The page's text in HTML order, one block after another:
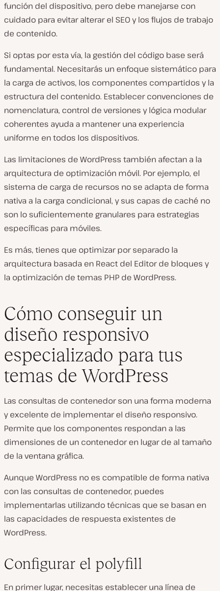
función del dispositivo, pero debe manejarse con
cuidado para evitar alterar el SEO y los flujos de trabajo
de contenido.
Si optas por esta vía, la gestión del código base será
fundamental. Necesitarás un enfoque sistemático para
la carga de activos, los componentes compartidos y la
estructura del contenido. Establecer convenciones de
nomenclatura, control de versiones y lógica modular
coherentes ayuda a mantener una experiencia
uniforme en todos los dispositivos.
Las limitaciones de WordPress también afectan a la
arquitectura de optimización móvil. Por ejemplo, el
sistema de carga de recursos no se adapta de forma
nativa a la carga condicional, y sus capas de caché no
son lo suficientemente granulares para estrategias
específicas para móviles.
Es más, tienes que optimizar por separado la
arquitectura basada en React del Editor de bloques y
la optimización de temas PHP de WordPress.
Cómo conseguir un
diseño responsivo
especializado para tus
temas de WordPress
Las consultas de contenedor son una forma moderna
y excelente de implementar el diseño responsivo.
Permite que los componentes respondan a las
dimensiones de un contenedor en lugar de al tamaño
de la ventana gráfica.
Aunque WordPress no es compatible de forma nativa
con las consultas de contenedor, puedes
implementarlas utilizando técnicas que se basan en
las capacidades de respuesta existentes de
WordPress.
Configurar el polyfill
En primer lugar, necesitas establecer una línea de